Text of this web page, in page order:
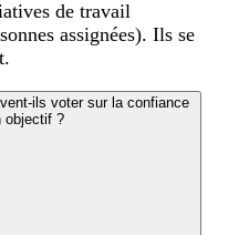
de travail
assignées). Ils se
ils voter sur la confiance
objectif ?